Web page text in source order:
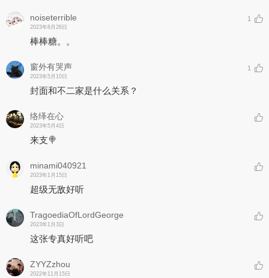
noiseterrible
2023年8月26日
1
棒棒糖。。
窗外有哭声
2023年5月10日
1
封面和不二家是什么关系？
络绎在心
2023年5月4日
来支🍭
minami040921
2023年1月15日
超级无敌好听
TragoediaOfLordGeorge
2023年1月3日
这张专真好听吧
ZYYZzhou
2022年11月15日